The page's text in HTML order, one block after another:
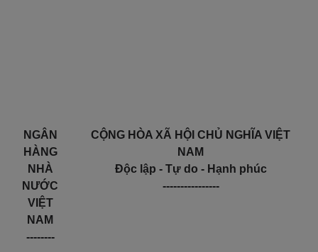
NGÂN
HÀNG
NHÀ
NƯỚC
VIỆT
NAM
--------
CỘNG HÒA XÃ HỘI CHỦ NGHĨA VIỆT
NAM
Độc lập - Tự do - Hạnh phúc
----------------